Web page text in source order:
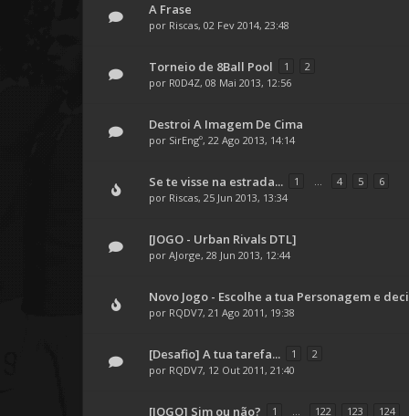
A Frase
por Riscas, 02 Fev 2014, 23:48
Torneio de 8Ball Pool 1
2
por R0D4Z, 08 Mai 2013, 12:56
Destroi A Imagem De Cima
por SirEngº, 22 Ago 2013, 14:14
Se te visse na estrada... 1 ... 4 5
6
por Riscas, 25 Jun 2013, 13:34
[JOGO - Urban Rivals DTL]
por AJorge, 28 Jun 2013, 12:44
Novo Jogo - Escolhe a tua Personagem e
por RQDV7, 21 Ago 2011, 19:38
[Desafio] A tua tarefa... 1
2
por RQDV7, 12 Out 2011, 21:40
[JOGO] Sim ou não? 1 ... 122 123
124